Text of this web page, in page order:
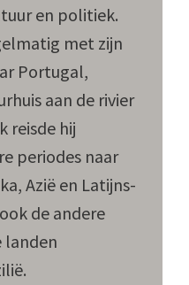
en politiek.
met zijn
Portugal,
aan de rivier
reisde hij
periodes naar
Azië en Latijns-
de andere
landen